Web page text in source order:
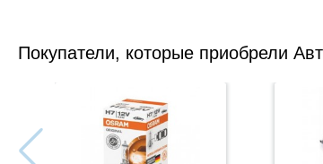
Покупатели, которые приобрели